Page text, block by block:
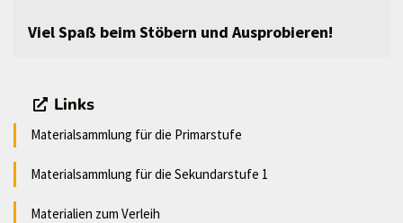
Viel Spaß beim Stöbern und Ausprobieren!
Links
Materialsammlung für die Primarstufe
Materialsammlung für die Sekundarstufe 1
Materialien zum Verleih